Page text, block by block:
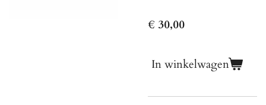
€ 30,00
In winkelwagen